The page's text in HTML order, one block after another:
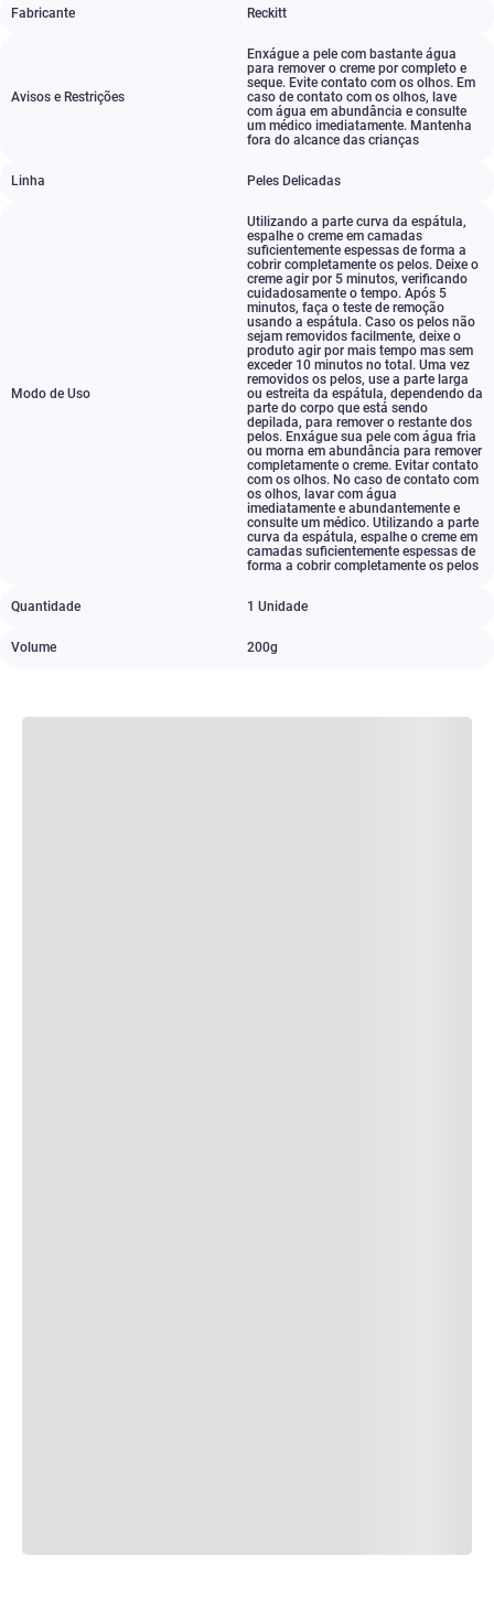
Fabricante Reckitt
Avisos e Restrições
Enxágue a pele com bastante água
para remover o creme por completo e
seque. Evite contato com os olhos. Em
caso de contato com os olhos, lave
com água em abundância e consulte
um médico imediatamente. Mantenha
fora do alcance das crianças
Linha Peles Delicadas
Modo de Uso
Utilizando a parte curva da espátula,
espalhe o creme em camadas
suficientemente espessas de forma a
cobrir completamente os pelos. Deixe o
creme agir por 5 minutos, verificando
cuidadosamente o tempo. Após 5
minutos, faça o teste de remoção
usando a espátula. Caso os pelos não
sejam removidos facilmente, deixe o
produto agir por mais tempo mas sem
exceder 10 minutos no total. Uma vez
removidos os pelos, use a parte larga
ou estreita da espátula, dependendo da
parte do corpo que está sendo
depilada, para remover o restante dos
pelos. Enxágue sua pele com água fria
ou morna em abundância para remover
completamente o creme. Evitar contato
com os olhos. No caso de contato com
os olhos, lavar com água
imediatamente e abundantemente e
consulte um médico. Utilizando a parte
curva da espátula, espalhe o creme em
camadas suficientemente espessas de
forma a cobrir completamente os pelos
Quantidade 1 Unidade
Volume 200g